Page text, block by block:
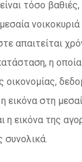
τόσο βαθιές,
νοικοκυριά
απαιτείται
η
οικονομίας,
εικόνα στη
η εικόνα της
συνολικά.